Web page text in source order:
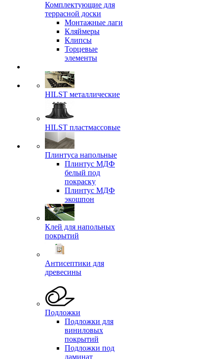
Комплектующие для
террасной доски
Монтажные лаги
Кляймеры
Клипсы
Торцевые
элементы
HILST металлические
HILST пластмассовые
Плинтуса напольные
Плинтус МДФ
белый под
покраску
Плинтус МДФ
экошпон
Клей для напольных
покрытий
Антисептики для
древесины
Подложки
Подложки для
виниловых
покрытий
Подложки под
ламинат